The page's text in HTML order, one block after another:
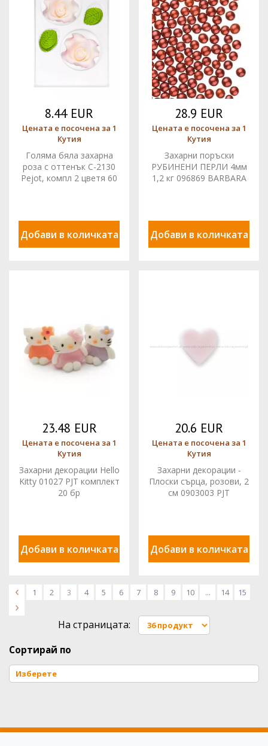
8.44 EUR
Цената е посочена за 1
Кутия
Голяма бяла захарна
роза с оттенък C-2130
Pejot, компл 2 цветя 60
Добави в количката
28.9 EUR
Цената е посочена за 1
Кутия
Захарни поръски
РУБИНЕНИ ПЕРЛИ 4мм
1,2 кг 096869 BARBARA
Добави в количката
23.48 EUR
Цената е посочена за 1
Кутия
Захарни декорации Hello
Kitty 01027 PJT комплект
20 бр
Добави в количката
20.6 EUR
Цената е посочена за 1
Кутия
Захарни декорации -
Плоски сърца, розови, 2
см 0903003 PJT
Добави в количката
< 1 2 3 4 5 6 7 8 9 10 ... 14
15
>
На страницата:
Сортирай по